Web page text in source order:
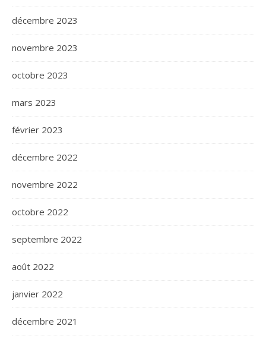
décembre 2023
novembre 2023
octobre 2023
mars 2023
février 2023
décembre 2022
novembre 2022
octobre 2022
septembre 2022
août 2022
janvier 2022
décembre 2021